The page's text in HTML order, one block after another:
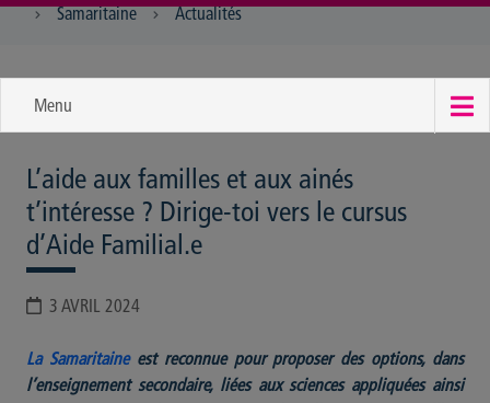
Samaritaine Actualités
Menu
L’aide aux familles et aux ainés
t’intéresse ? Dirige-toi vers le cursus
d’Aide Familial.e
3 AVRIL 2024
La Samaritaineest reconnue pour proposer des options, dans
l’enseignement secondaire, liées aux sciences appliquées ainsi